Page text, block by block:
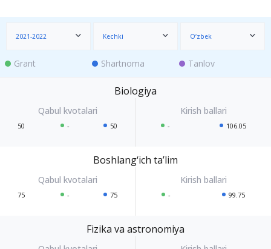
2021-2022 Kechki O‘zbek
Grant Shartnoma Tanlov
Biologiya
50 - 50 - 106.05
Boshlang‘ich ta’lim
75 - 75 - 99.75
Fizika va astronomiya